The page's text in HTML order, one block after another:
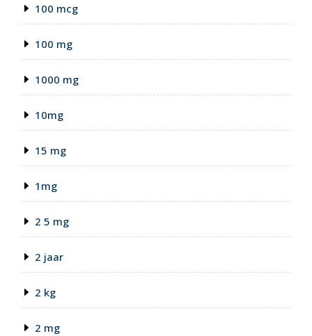
100 mcg
100 mg
1000 mg
10mg
15 mg
1mg
2 5 mg
2 jaar
2 kg
2 mg